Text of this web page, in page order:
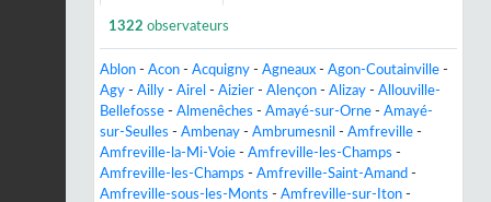
1322 observateurs
Ablon - Acon - Acquigny - Agneaux - Agon-Coutainville -
Agy - Ailly - Airel - Aizier - Alençon - Alizay - Allouville-
Bellefosse - Almenêches - Amayé-sur-Orne - Amayé-
sur-Seulles - Ambenay - Ambrumesnil - Amfreville -
Amfreville-la-Mi-Voie - Amfreville-les-Champs -
Amfreville-les-Champs - Amfreville-Saint-Amand -
Amfreville-sous-les-Monts - Amfreville-sur-Iton -